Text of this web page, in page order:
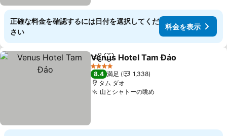
正確な料金を確認するには日付を選択してくだ
さい
料金を表示
シェアお気に入りに追加
Venus Hotel Tam Đảo
4 ホテルのランク
8.4 満足
1,338
タム ダオ
山とシャトーの眺め